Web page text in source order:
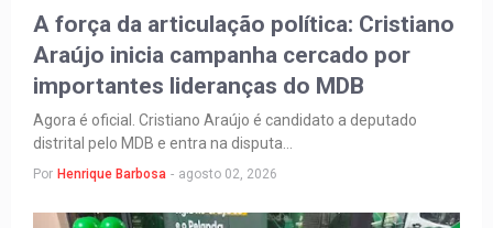
A força da articulação política: Cristiano
Araújo inicia campanha cercado por
importantes lideranças do MDB
Agora é oficial. Cristiano Araújo é candidato a deputado
distrital pelo MDB e entra na disputa…
Por Henrique Barbosa - agosto 02, 2026